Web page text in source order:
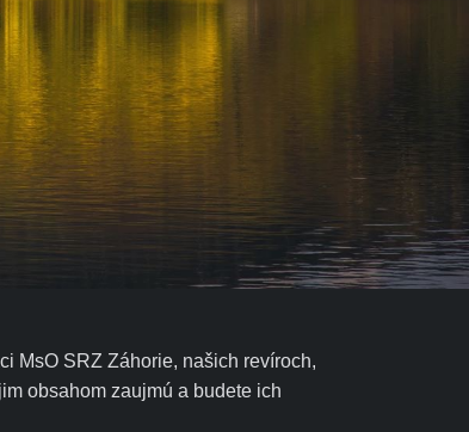
MsO SRZ Záhorie, našich revíroch,
obsahom zaujmú a budete ich